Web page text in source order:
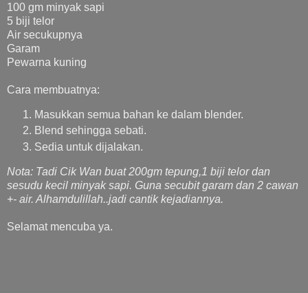
100 gm minyak sapi
5 biji telor
Air secukupnya
Garam
Pewarna kuning
Cara membuatnya:
Masukkan semua bahan ke dalam blender.
Blend sehingga sebati.
Sedia untuk dijalakan.
Nota: Tadi Cik Wan buat 200gm tepung,1 biji telor dan
sesudu kecil minyak sapi. Guna secubit garam dan 2 cawan
+- air. Alhamdulillah..jadi cantik kejadiannya.
Selamat mencuba ya.